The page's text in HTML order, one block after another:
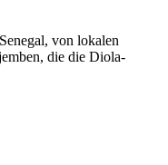
von lokalen
die die Diola-